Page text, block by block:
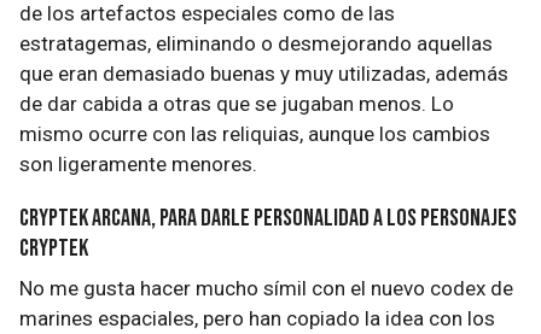
de los artefactos especiales como de las
estratagemas, eliminando o desmejorando aquellas
que eran demasiado buenas y muy utilizadas, además
de dar cabida a otras que se jugaban menos. Lo
mismo ocurre con las reliquias, aunque los cambios
son ligeramente menores.
Cryptek Arcana, para darle personalidad a los personajes
Cryptek
No me gusta hacer mucho símil con el nuevo codex de
marines espaciales, pero han copiado la idea con los